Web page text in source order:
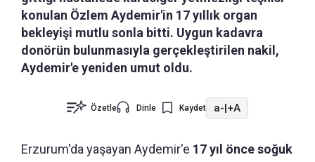
konulan Özlem Aydemir'in 17 yıllık organ
bekleyişi mutlu sonla bitti. Uygun kadavra
donörün bulunmasıyla gerçekleştirilen nakil,
Aydemir'e yeniden umut oldu.
Özetle Dinle Kaydet a-|+A
Erzurum'da yaşayan Aydemir'e 17 yıl önce soğuk